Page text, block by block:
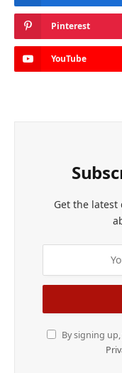
Pinterest
YouTube
Get the latest
By signing